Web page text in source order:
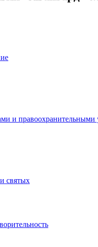
и правоохранительными
святых